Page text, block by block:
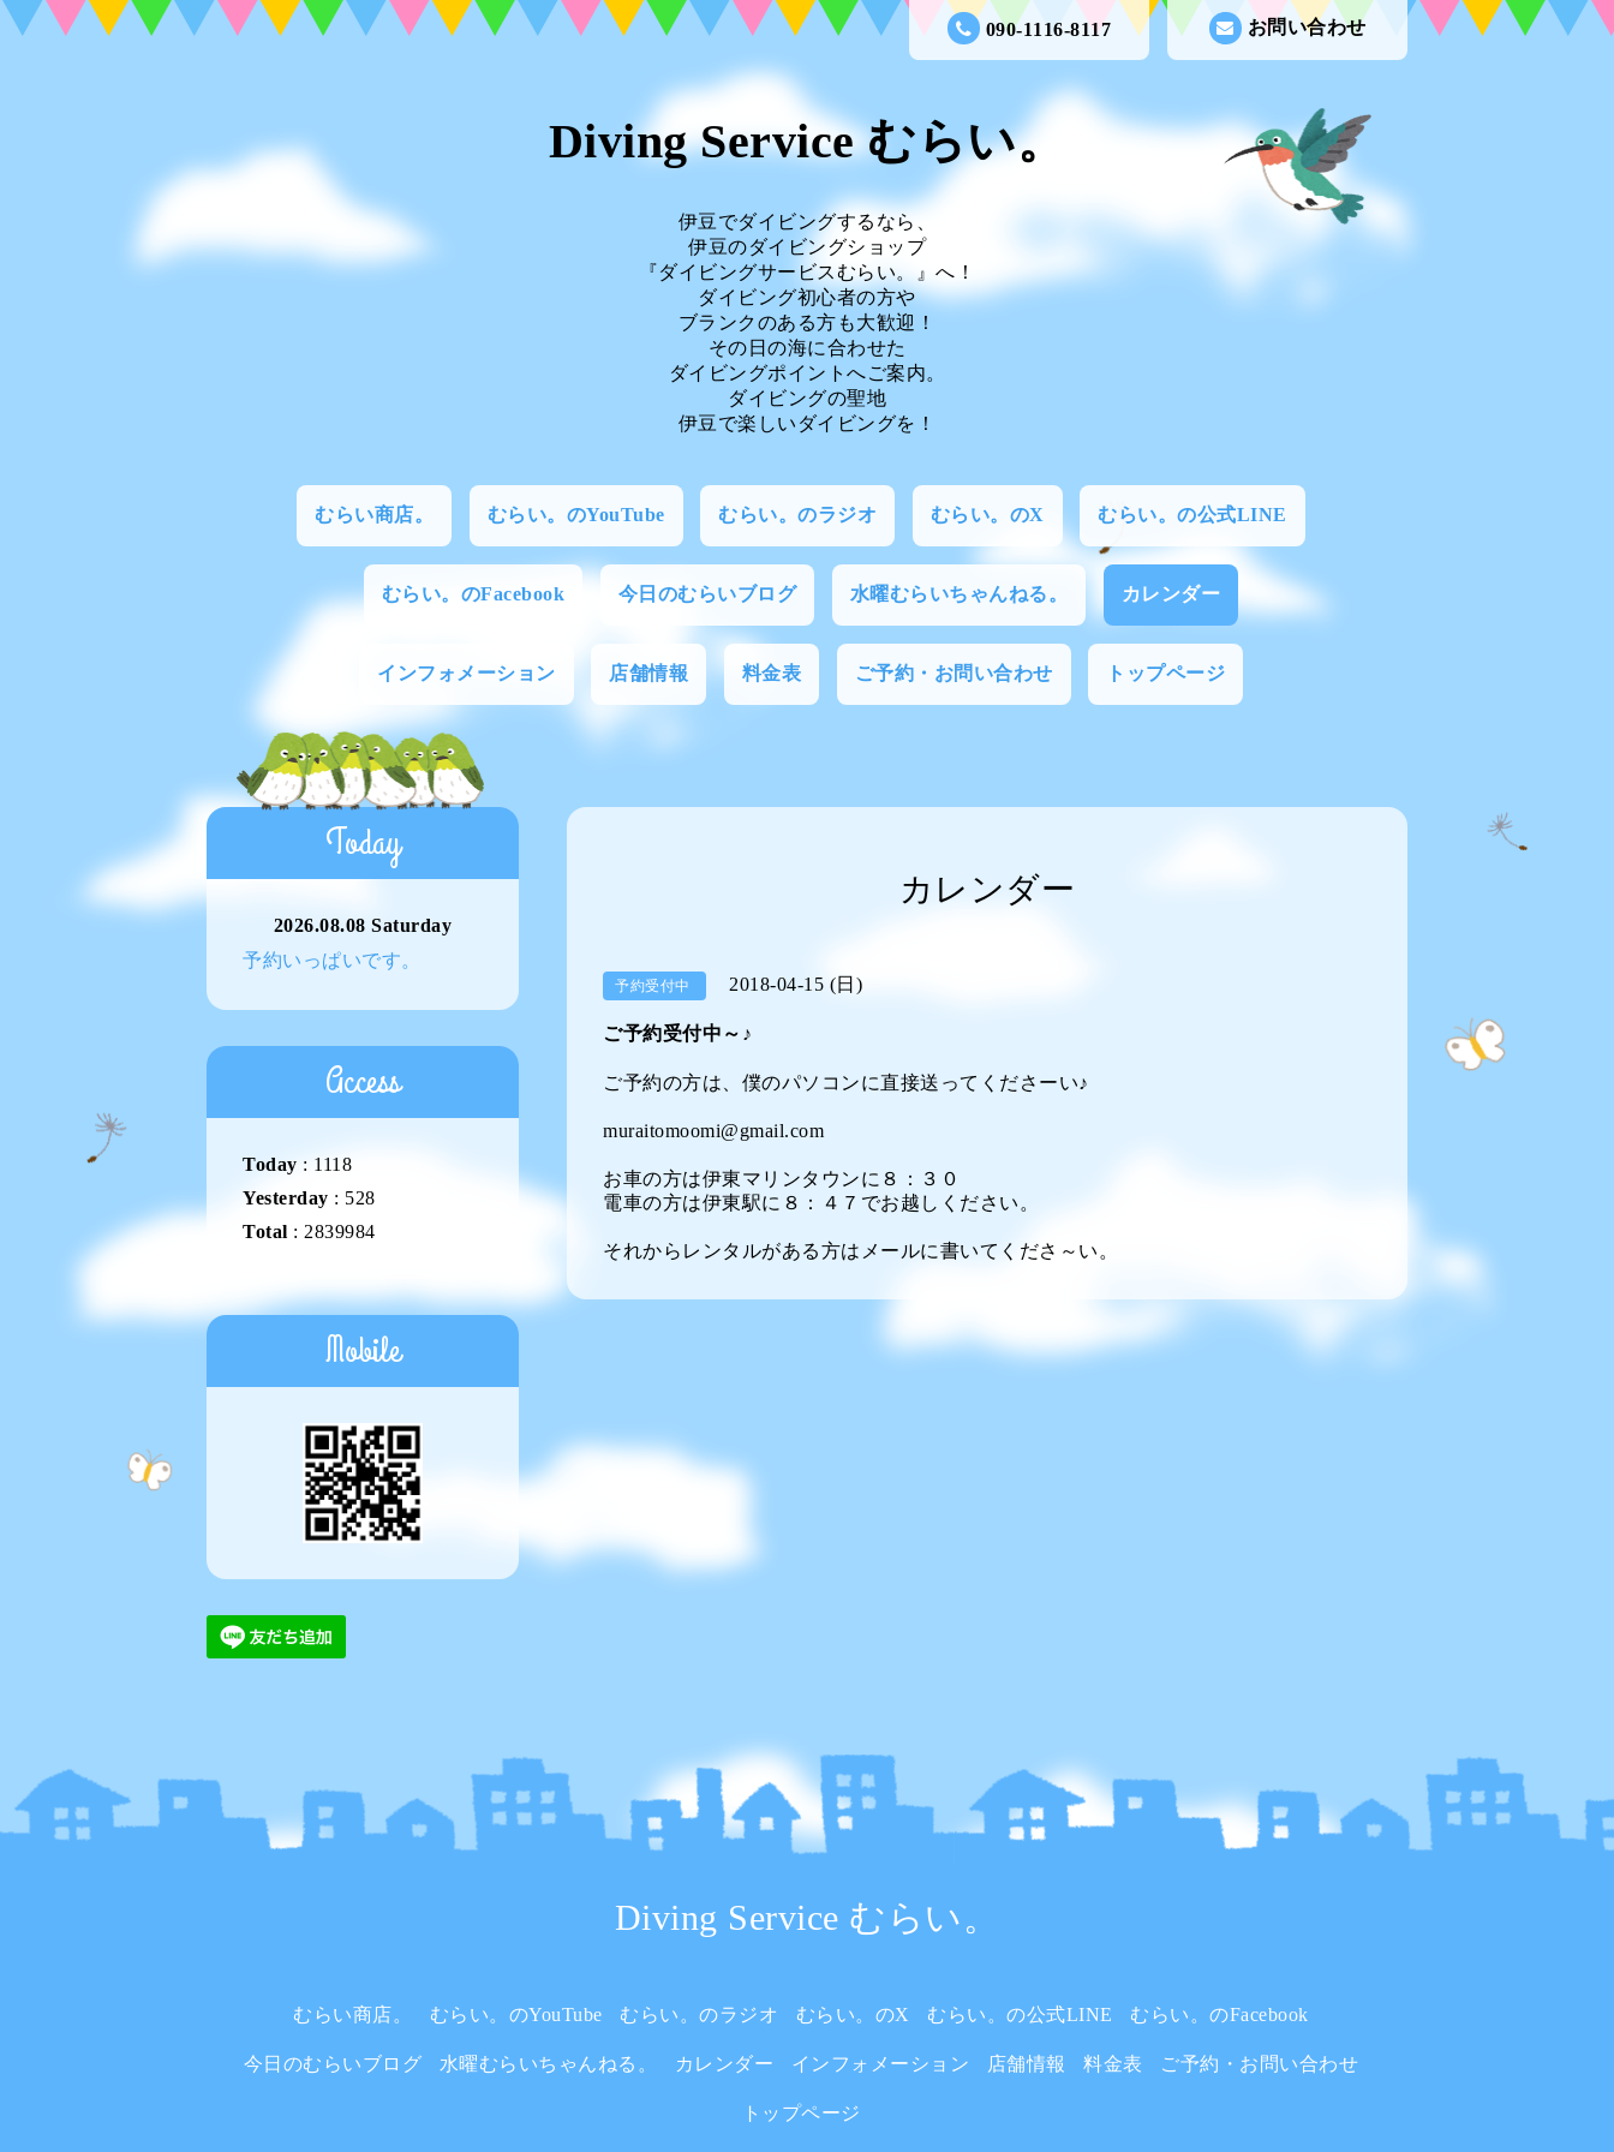
お問い合わせ
090-1116-8117
Diving Service むらい。
伊豆でダイビングするなら、
伊豆のダイビングショップ
『ダイビングサービスむらい。』へ！
ダイビング初心者の方や
ブランクのある方も大歓迎！
その日の海に合わせた
ダイビングポイントへご案内。
ダイビングの聖地
伊豆で楽しいダイビングを！
むらい商店。 むらい。のYouTube むらい。のラジオ むらい。のX むらい。の公式LINE
むらい。のFacebook 今日のむらいブログ 水曜むらいちゃんねる。 カレンダー
インフォメーション 店舗情報 料金表 ご予約・お問い合わせ トップページ
カレンダー
予約受付中 2018-04-15 (日)
ご予約受付中～♪
ご予約の方は、僕のパソコンに直接送ってくださーい♪
muraitomoomi@gmail.com
お車の方は伊東マリンタウンに８：３０
電車の方は伊東駅に８：４７でお越しください。
それからレンタルがある方はメールに書いてくださ～い。
Today
2026.08.08 Saturday
予約いっぱいです。
Access
Today : 1118
Yesterday : 528
Total : 2839984
Mobile
Diving Service むらい。
むらい商店。 むらい。のYouTube むらい。のラジオ むらい。のX むらい。の公式LINE むらい。のFacebook
今日のむらいブログ 水曜むらいちゃんねる。 カレンダー インフォメーション 店舗情報 料金表 ご予約・お問い合わせ
トップページ